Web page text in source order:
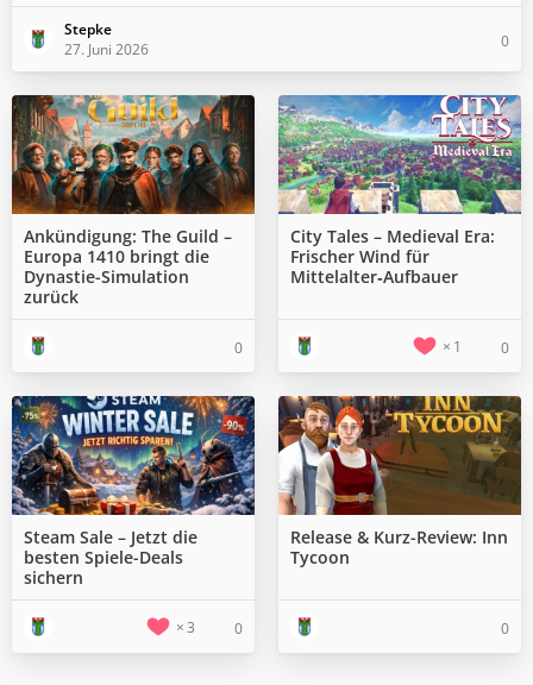
Stepke
27. Juni 2026
0
Ankündigung: The Guild –
Europa 1410 bringt die
Dynastie-Simulation
zurück
0
City Tales – Medieval Era:
Frischer Wind für
Mittelalter‑Aufbauer
1 0
Steam Sale – Jetzt die
besten Spiele-Deals
sichern
3 0
Release & Kurz-Review: Inn
Tycoon
0